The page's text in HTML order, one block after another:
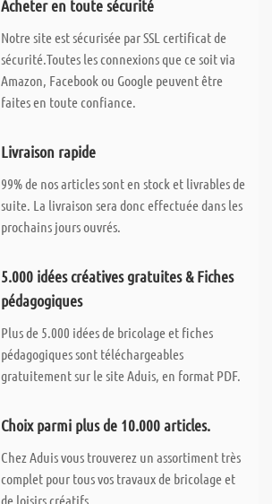
Acheter en toute sécurité
Notre site est sécurisée par SSL certificat de
sécurité.Toutes les connexions que ce soit via
Amazon, Facebook ou Google peuvent être
faites en toute confiance.
Livraison rapide
99% de nos articles sont en stock et livrables de
suite. La livraison sera donc effectuée dans les
prochains jours ouvrés.
5.000 idées créatives gratuites & Fiches
pédagogiques
Plus de 5.000 idées de bricolage et fiches
pédagogiques sont téléchargeables
gratuitement sur le site Aduis, en format PDF.
Choix parmi plus de 10.000 articles.
Chez Aduis vous trouverez un assortiment très
complet pour tous vos travaux de bricolage et
de loisirs créatifs.